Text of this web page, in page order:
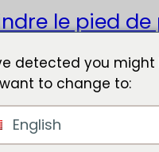
le pied de
detected you
to change to:
English